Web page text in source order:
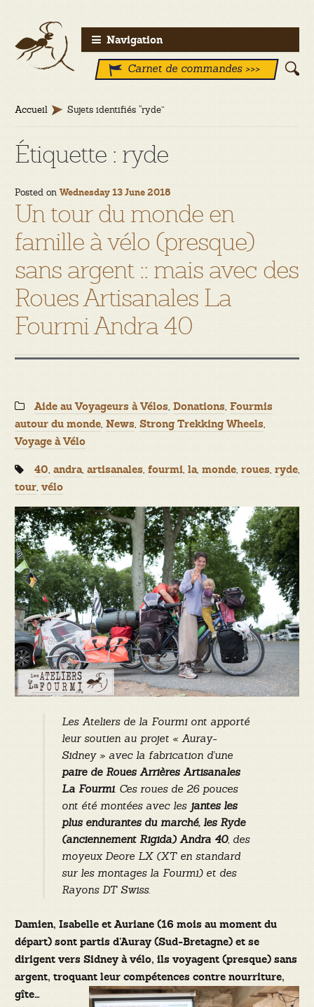
Aller
à
Aller
au
contenu
Navigation
Carnet de commandes >>>
Accueil Sujets identifiés “ryde”
Étiquette : ryde
Posted on Wednesday 13 June 2018
Un tour du monde en
famille à vélo (presque)
sans argent :: mais avec des
Roues Artisanales La
Fourmi Andra 40
Categories:
Aide au Voyageurs à Vélos, Donations, Fourmis
autour du monde, News, Strong Trekking Wheels,
Voyage à Vélo
Tags:
40, andra, artisanales, fourmi, la, monde, roues, ryde,
tour, vélo
Les Ateliers de la Fourmi ont apporté
leur soutien au projet « Auray-
Sidney » avec la fabrication d’une
paire de Roues Arrières Artisanales
La Fourmi. Ces roues de 26 pouces
ont été montées avec les jantes les
plus endurantes du marché, les Ryde
(anciennement Rigida) Andra 40, des
moyeux Deore LX (XT en standard
sur les montages la Fourmi) et des
Rayons DT Swiss.
Damien, Isabelle et Auriane (16 mois au moment du
départ) sont partis d’Auray (Sud-Bretagne) et se
dirigent vers Sidney à vélo, ils voyagent (presque) sans
argent, troquant leur compétences contre nourriture,
gîte…